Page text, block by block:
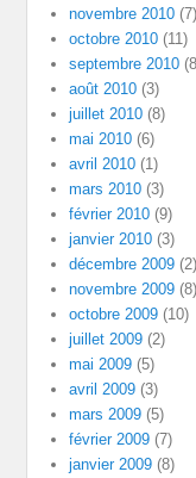
novembre 2010 (7)
octobre 2010 (11)
septembre 2010
août 2010 (3)
juillet 2010 (8)
mai 2010 (6)
avril 2010 (1)
mars 2010 (3)
février 2010 (9)
janvier 2010 (3)
décembre 2009 (2)
novembre 2009 (8)
octobre 2009 (10)
juillet 2009 (2)
mai 2009 (5)
avril 2009 (3)
mars 2009 (5)
février 2009 (7)
janvier 2009 (8)